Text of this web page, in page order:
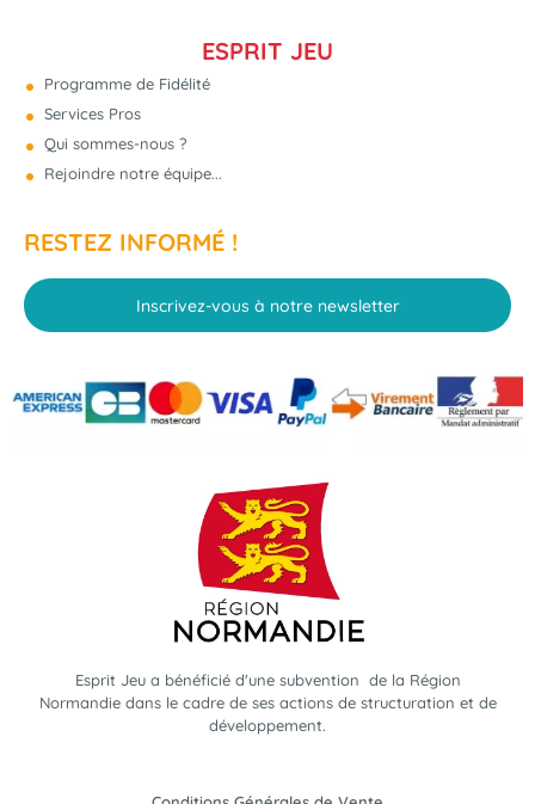
ESPRIT JEU
Programme de Fidélité
Services Pros
Qui sommes-nous ?
Rejoindre notre équipe...
RESTEZ INFORMÉ !
Inscrivez-vous à notre newsletter
Esprit Jeu a bénéficié d'une subvention de la Région
Normandie dans le cadre de ses actions de structuration et de
développement.